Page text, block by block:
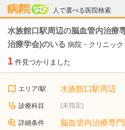
人で選べる医院検索
病院なび
水族館口駅周辺の脳血管内治療
治療学会)のいる 病院・クリニック
1 件見つかりました
エリア/駅 水族館口駅周辺
診療科目 (未指定)
詳細条件 脳血管内治療専